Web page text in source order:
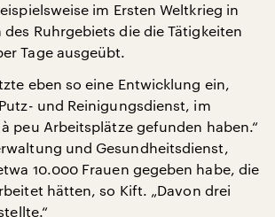
im Ersten Weltkrieg in
des Ruhrgebiets die die Tätigkeiten
Tage ausgeübt.
eben so eine Entwicklung ein,
und Reinigungsdienst, im
peu Arbeitsplätze gefunden haben.“
und Gesundheitsdienst,
10.000 Frauen gegeben habe, die
hätten, so Kift. „Davon drei